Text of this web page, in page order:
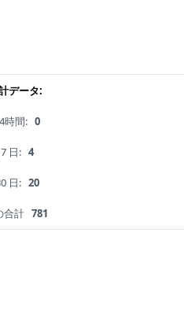
データ:
時間: 0
日: 4
日: 20
合計 781